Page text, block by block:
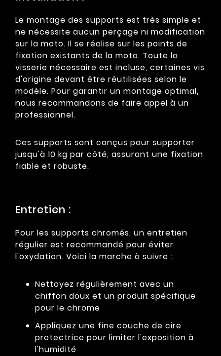
Le montage des supports est très simple et
ne nécessite aucun perçage ni modification
sur la moto. Il se réalise sur les points de
fixation existants de la moto. Toute la
visserie nécessaire est incluse, certaines vis
d'origine devant être réutilisées selon le
modèle. Pour garantir un montage optimal,
nous recommandons de faire appel à un
professionnel.
Ces supports sont conçus pour supporter
jusqu'à 10 kg par côté, assurant une fixation
fiable et robuste.
Entretien :
Pour les supports chromés, un entretien
régulier est recommandé pour éviter
l'oxydation. Voici la marche à suivre :
Nettoyez régulièrement avec un
chiffon doux et un produit spécifique
pour le chrome
Appliquez une fine couche de cire
protectrice pour limiter l'exposition à
l'humidité